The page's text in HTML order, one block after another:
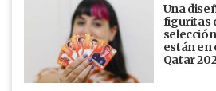
Una
figuritas
están en
Qatar